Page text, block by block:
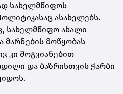
სახელმწიფოს
ასახელებს.
სახელმწიფო ახალი
მარნების მოწყობას
კი მოგვიანებით
და ბაზრისთვის ჭარბი